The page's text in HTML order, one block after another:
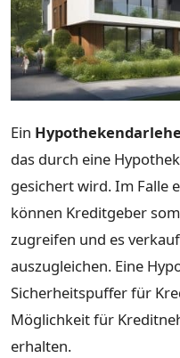
Ein
das durch eine
gesichert wird. Im Falle
können Kreditgeber
zugreifen und es
auszugleichen. Eine
Sicherheitspuffer für
Möglichkeit für
erhalten.